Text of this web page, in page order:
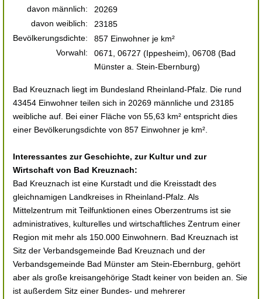
davon männlich:
20269
davon weiblich:
23185
Bevölkerungsdichte:
857 Einwohner je km²
Vorwahl:
0671, 06727 (Ippesheim), 06708 (Bad
Münster a. Stein-Ebernburg)
Bad Kreuznach liegt im Bundesland Rheinland-Pfalz. Die rund
43454 Einwohner teilen sich in 20269 männliche und 23185
weibliche auf. Bei einer Fläche von 55,63 km² entspricht dies
einer Bevölkerungsdichte von 857 Einwohner je km².
Interessantes zur Geschichte, zur Kultur und zur
Wirtschaft von Bad Kreuznach:
Bad Kreuznach ist eine Kurstadt und die Kreisstadt des
gleichnamigen Landkreises in Rheinland-Pfalz. Als
Mittelzentrum mit Teilfunktionen eines Oberzentrums ist sie
administratives, kulturelles und wirtschaftliches Zentrum einer
Region mit mehr als 150.000 Einwohnern. Bad Kreuznach ist
Sitz der Verbandsgemeinde Bad Kreuznach und der
Verbandsgemeinde Bad Münster am Stein-Ebernburg, gehört
aber als große kreisangehörige Stadt keiner von beiden an. Sie
ist außerdem Sitz einer Bundes- und mehrerer